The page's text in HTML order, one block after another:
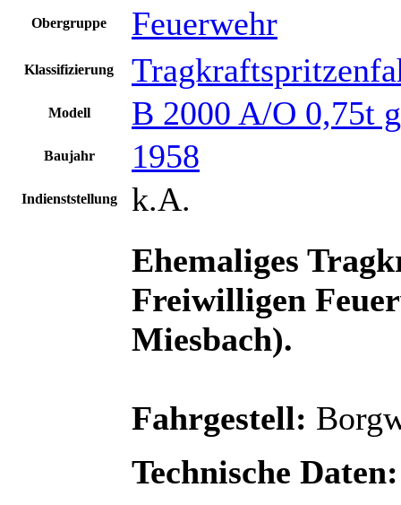
Obergruppe Feuerwehr
Klassifizierung
Modell B 2000 A/O 0,75t
Baujahr 1958
Indienststellung k.A.
Ehemaliges
Freiwilligen
Miesbach).
Fahrgestell:
Technische Daten: